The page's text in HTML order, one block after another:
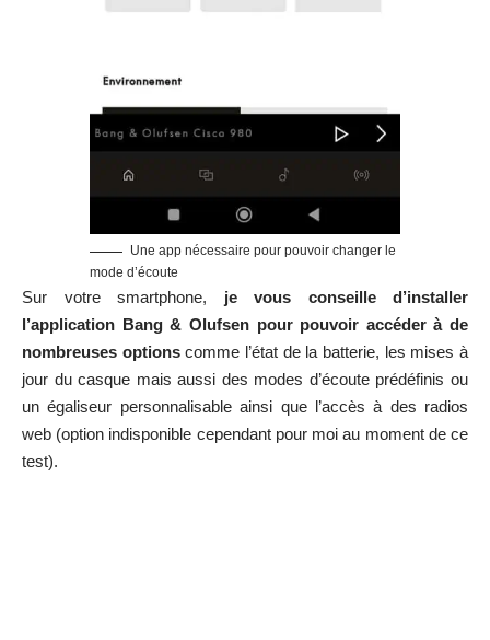
Une app nécessaire pour pouvoir changer le
mode d’écoute
Sur votre smartphone, je vous conseille d’installer
l’application Bang & Olufsen pour pouvoir accéder à de
nombreuses optionscomme l’état de la batterie, les mises à
jour du casque mais aussi des modes d’écoute prédéfinis ou
un égaliseur personnalisable ainsi que l’accès à des radios
web (option indisponible cependant pour moi au moment de ce
test).